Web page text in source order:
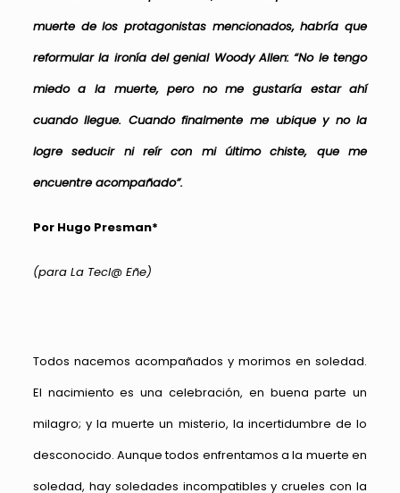
muerte de los protagonistas mencionados, habría que
reformular la ironía del genial Woody Allen: “No le tengo
miedo a la muerte, pero no me gustaría estar ahí
cuando llegue. Cuando finalmente me ubique y no la
logre seducir ni reír con mi último chiste, que me
encuentre acompañado”.
Por Hugo Presman*
(para La Tecl@ Eñe)
Todos nacemos acompañados y morimos en soledad.
El nacimiento es una celebración, en buena parte un
milagro; y la muerte un misterio, la incertidumbre de lo
desconocido. Aunque todos enfrentamos a la muerte en
soledad, hay soledades incompatibles y crueles con la